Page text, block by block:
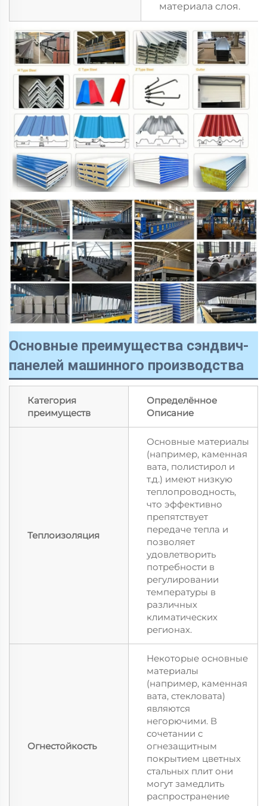
материала слоя.
Основные преимущества сэндвич-
панелей машинного производства
Категория
преимуществ
Определённое
Описание
Теплоизоляция
Основные материалы
(например, каменная
вата, полистирол и
т.д.) имеют низкую
теплопроводность,
что эффективно
препятствует
передаче тепла и
позволяет
удовлетворить
потребности в
регулировании
температуры в
различных
климатических
регионах.
Огнестойкость
Некоторые основные
материалы
(например, каменная
вата, стекловата)
являются
негорючими. В
сочетании с
огнезащитным
покрытием цветных
стальных плит они
могут замедлить
распространение